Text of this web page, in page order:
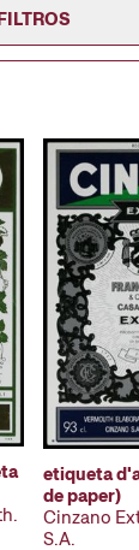
etiqueta
de paper)
Cinzano
S.A.